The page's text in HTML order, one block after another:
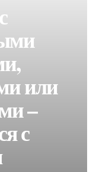
или
–
с